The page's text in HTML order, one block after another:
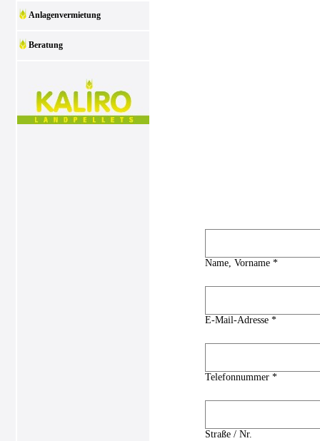
Anlagenvermietung
Beratung
Name, Vorname *
E-Mail-Adresse *
Telefonnummer *
Straße / Nr.